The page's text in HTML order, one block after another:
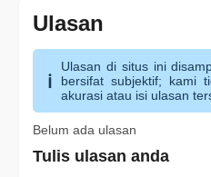
Ulasan
Ulasan di situs ini
bersifat subjektif; kami
akurasi atau isi ulasan
Belum ada ulasan
Tulis ulasan anda